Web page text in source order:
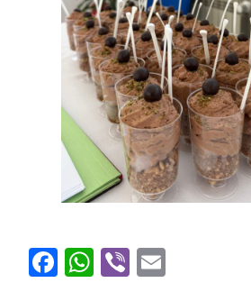
Facebook
WhatsApp
Viber